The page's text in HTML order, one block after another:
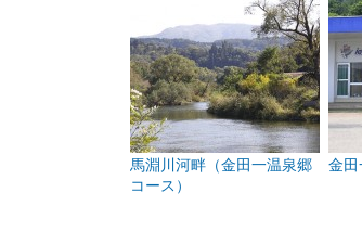
馬淵川河畔（金田一温泉郷
コース）
金田